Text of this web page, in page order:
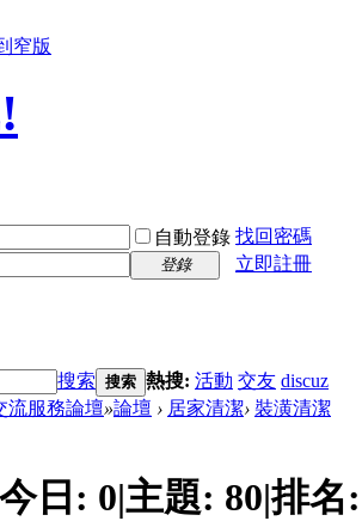
窄版
自動登錄 找回密碼
登錄
立即註冊
搜索 搜索 熱搜: 活動 交友 discuz
流服務論壇»論壇 › 居家清潔› 裝潢清潔
今日: 0|主題: 80|排